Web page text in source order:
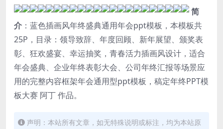
简
介 ：蓝色插画风年终盛典通用年会ppt模板，本模板共
25P，目录：领导致辞、年度回顾、新年展望、颁奖表
彰、狂欢盛宴、幸运抽奖，青春活力插画风设计，适合
年会盛典、企业年终表彰大会、公司年终汇报等场景应
用的完整内容框架年会通用型ppt模板，稿定年终PPT模
板大赛 阿丁 作品。
声明：本站所有文章，如无特殊说明或标注，均为本站原